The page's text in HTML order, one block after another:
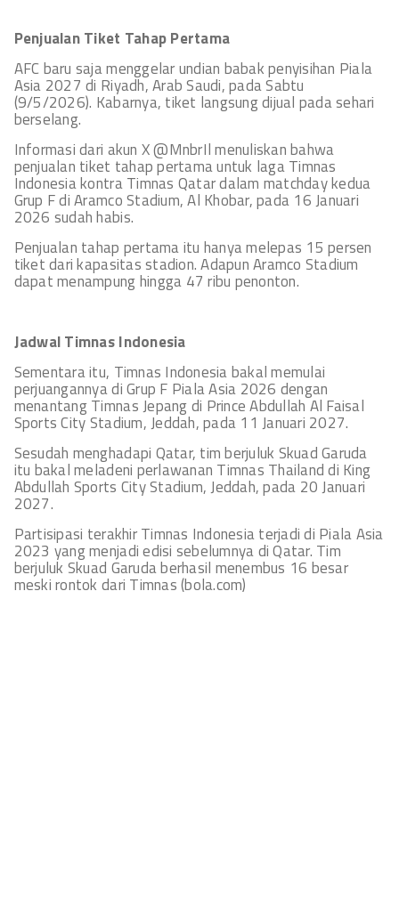
Penjualan Tiket Tahap Pertama
AFC baru saja menggelar undian babak penyisihan Piala
Asia 2027 di Riyadh, Arab Saudi, pada Sabtu
(9/5/2026). Kabarnya, tiket langsung dijual pada sehari
berselang.
Informasi dari akun X @MnbrIl menuliskan bahwa
penjualan tiket tahap pertama untuk laga Timnas
Indonesia kontra Timnas Qatar dalam matchday kedua
Grup F di Aramco Stadium, Al Khobar, pada 16 Januari
2026 sudah habis.
Penjualan tahap pertama itu hanya melepas 15 persen
tiket dari kapasitas stadion. Adapun Aramco Stadium
dapat menampung hingga 47 ribu penonton.
Jadwal Timnas Indonesia
Sementara itu, Timnas Indonesia bakal memulai
perjuangannya di Grup F Piala Asia 2026 dengan
menantang Timnas Jepang di Prince Abdullah Al Faisal
Sports City Stadium, Jeddah, pada 11 Januari 2027.
Sesudah menghadapi Qatar, tim berjuluk Skuad Garuda
itu bakal meladeni perlawanan Timnas Thailand di King
Abdullah Sports City Stadium, Jeddah, pada 20 Januari
2027.
Partisipasi terakhir Timnas Indonesia terjadi di Piala Asia
2023 yang menjadi edisi sebelumnya di Qatar. Tim
berjuluk Skuad Garuda berhasil menembus 16 besar
meski rontok dari Timnas (bola.com)